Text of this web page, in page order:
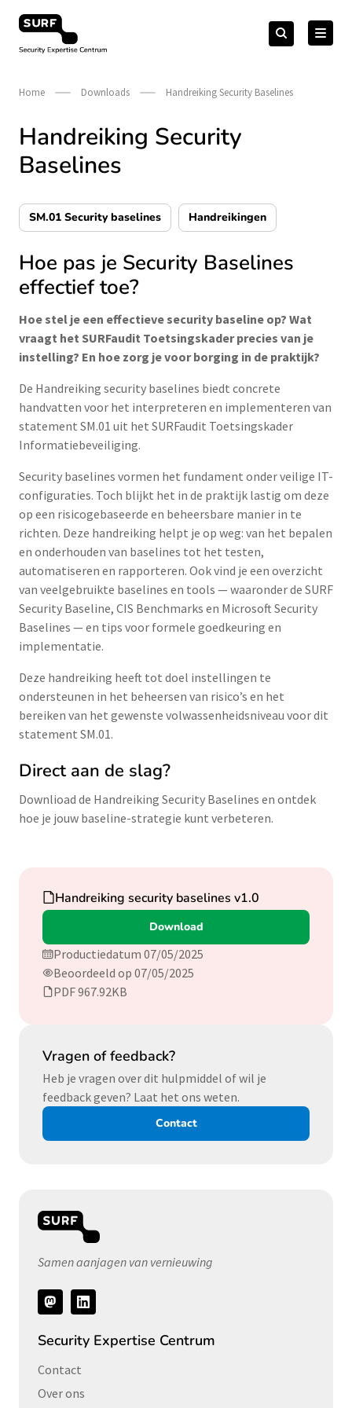
naar
Security Expertise Centrum – by SURF
Zoeken
naar:Zoeken
Home Downloads Handreiking Security Baselines
Handreiking Security
Baselines
SM.01 Security baselines Handreikingen
Hoe pas je Security Baselines
effectief toe?
Hoe stel je een effectieve security baseline op? Wat
vraagt het SURFaudit Toetsingskader precies van je
instelling? En hoe zorg je voor borging in de praktijk?
De Handreiking security baselines biedt concrete
handvatten voor het interpreteren en implementeren van
statement SM.01 uit het SURFaudit Toetsingskader
Informatiebeveiliging.
Security baselines vormen het fundament onder veilige IT-
configuraties. Toch blijkt het in de praktijk lastig om deze
op een risicogebaseerde en beheersbare manier in te
richten. Deze handreiking helpt je op weg: van het bepalen
en onderhouden van baselines tot het testen,
automatiseren en rapporteren. Ook vind je een overzicht
van veelgebruikte baselines en tools — waaronder de SURF
Security Baseline, CIS Benchmarks en Microsoft Security
Baselines — en tips voor formele goedkeuring en
implementatie.
Deze handreiking heeft tot doel instellingen te
ondersteunen in het beheersen van risico’s en het
bereiken van het gewenste volwassenheidsniveau voor dit
statement SM.01.
Direct aan de slag?
Downlioad de Handreiking Security Baselines en ontdek
hoe je jouw baseline-strategie kunt verbeteren.
Download
Handreiking security baselines v1.0
Download
Productiedatum 07/05/2025
Beoordeeld op 07/05/2025
PDF 967.92KB
Vragen of feedback?
Heb je vragen over dit hulpmiddel of wil je
feedback geven? Laat het ons weten.
Contact
Samen aanjagen van vernieuwing
Volg
ons
Security Expertise Centrum
Contact
Over ons